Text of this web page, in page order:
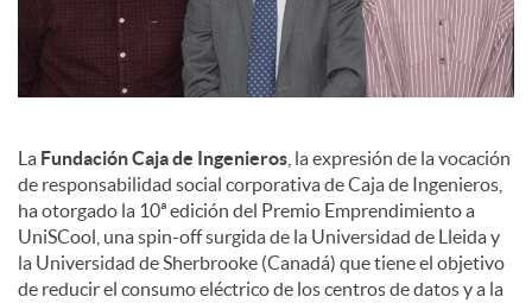
La Fundación Caja de Ingenieros , la expresión de la vocación
de responsabilidad social corporativa de Caja de Ingenieros,
ha otorgado la 10ª edición del Premio Emprendimiento a
UniSCool, una spin-off surgida de la Universidad de Lleida y
la Universidad de Sherbrooke (Canadá) que tiene el objetivo
de reducir el consumo eléctrico de los centros de datos y a la